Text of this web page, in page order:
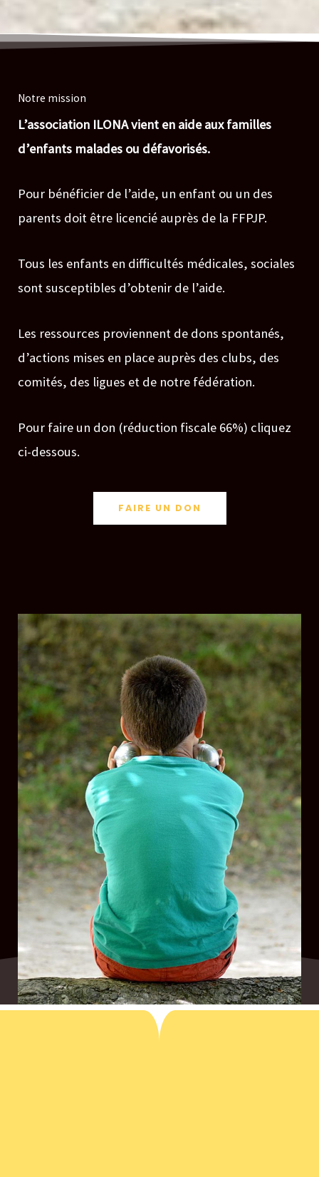
Notre mission
L’association ILONA vient en aide aux familles
d’enfants malades ou défavorisés.
Pour bénéficier de l’aide, un enfant ou un des
parents doit être licencié auprès de la FFPJP.
Tous les enfants en difficultés médicales, sociales
sont susceptibles d’obtenir de l’aide.
Les ressources proviennent de dons spontanés,
d’actions mises en place auprès des clubs, des
comités, des ligues et de notre fédération.
Pour faire un don (réduction fiscale 66%) cliquez
ci-dessous.
FAIRE UN DON